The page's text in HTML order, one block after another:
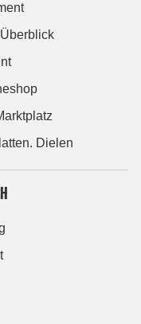
Dielen